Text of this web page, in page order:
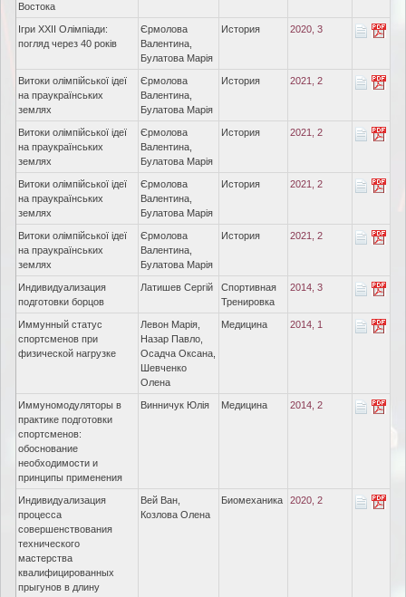
Востока
Ігри ХХІІ Олімпіади:
погляд через 40 років
Єрмолова
Валентина,
Булатова Марія
История 2020, 3
Витоки олімпійської ідеї
на прaукраїнських
землях
Єрмолова
Валентина,
Булатова Марія
История 2021, 2
Витоки олімпійської ідеї
на прaукраїнських
землях
Єрмолова
Валентина,
Булатова Марія
История 2021, 2
Витоки олімпійської ідеї
на прaукраїнських
землях
Єрмолова
Валентина,
Булатова Марія
История 2021, 2
Витоки олімпійської ідеї
на прaукраїнських
землях
Єрмолова
Валентина,
Булатова Марія
История 2021, 2
Индивидуализация
подготовки борцов
Латишев Сергій
Спортивная
Тренировка
2014, 3
Иммунный статус
спортсменов при
физической нагрузке
Левон Марія,
Назар Павло,
Осадча Оксана,
Шевченко
Олена
Медицина 2014, 1
Иммуномодуляторы в
практике подготовки
спортсменов:
обоснование
необходимости и
принципы применения
Винничук Юлія Медицина 2014, 2
Индивидуализация
процесса
совершенствования
технического
мастерства
квалифицированных
прыгунов в длину
Вей Ван,
Козлова Олена
Биомеханика 2020, 2